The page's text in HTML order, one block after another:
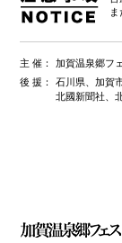
主 催：
加賀温泉郷フ
後 援：
石川県、加賀
北國新聞社、